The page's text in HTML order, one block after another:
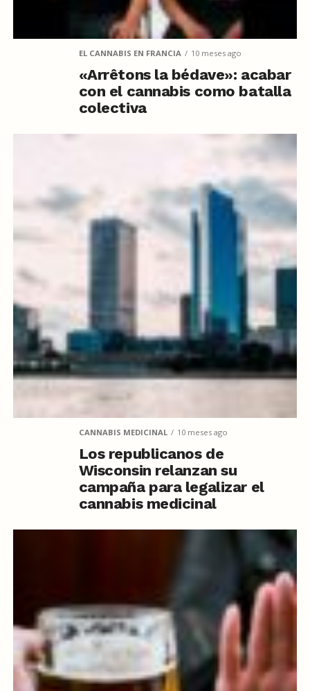
EL CANNABIS EN FRANCIA 10 meses ago
«Arrêtons la bédave»: acabar
con el cannabis como batalla
colectiva
CANNABIS MEDICINAL 10 meses ago
Los republicanos de
Wisconsin relanzan su
campaña para legalizar el
cannabis medicinal